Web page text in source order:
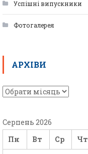
Успішні випускники
Фотогалерея
АРХІВИ
Серпень 2026
Пн
Вт Ср Чт